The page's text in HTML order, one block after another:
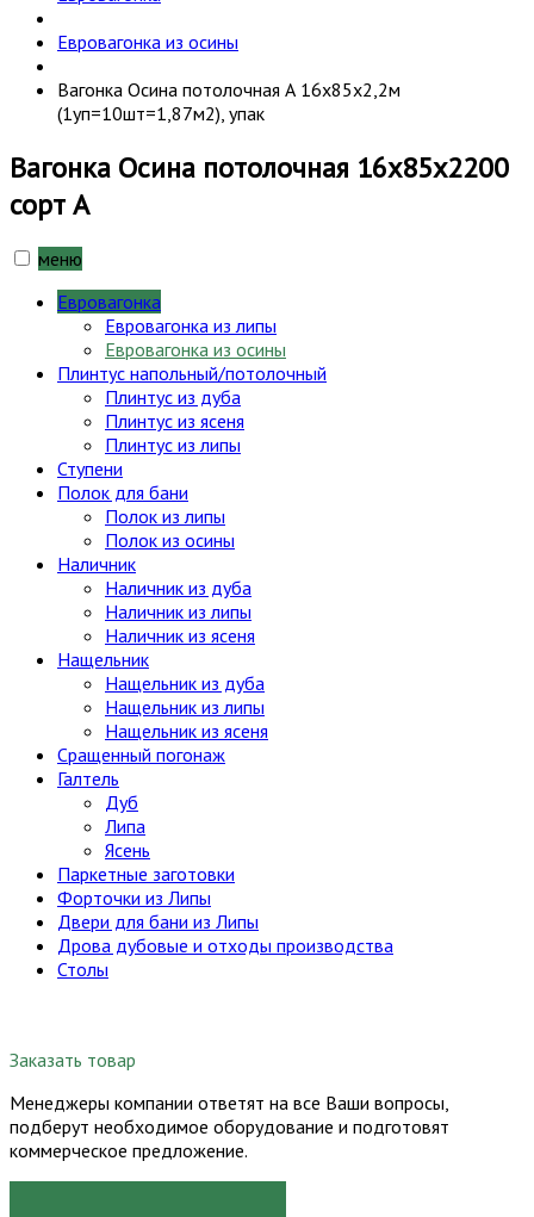
Евровагонка из осины
Вагонка Осина потолочная А 16х85х2,2м
(1уп=10шт=1,87м2), упак
Вагонка Осина потолочная 16х85х2200
сорт А
меню
Евровагонка
Евровагонка из липы
Евровагонка из осины
Плинтус напольный/потолочный
Плинтус из дуба
Плинтус из ясеня
Плинтус из липы
Ступени
Полок для бани
Полок из липы
Полок из осины
Наличник
Наличник из дуба
Наличник из липы
Наличник из ясеня
Нащельник
Нащельник из дуба
Нащельник из липы
Нащельник из ясеня
Сращенный погонаж
Галтель
Дуб
Липа
Ясень
Паркетные заготовки
Форточки из Липы
Двери для бани из Липы
Дрова дубовые и отходы производства
Столы
Заказать товар
Менеджеры компании ответят на все Ваши вопросы,
подберут необходимое оборудование и подготовят
коммерческое предложение.